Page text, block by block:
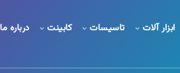
ابزار آلات تاسیسات کابینت درباره ما